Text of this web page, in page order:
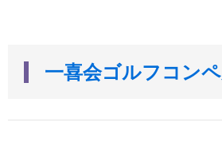
一喜会ゴルフコン